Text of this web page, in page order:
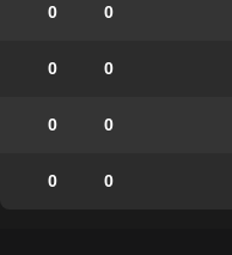
0
0
0
0
0
0
0
0